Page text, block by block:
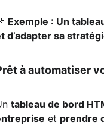
Exemple : Un
d’adapter sa
à automatiser
tableau de bord
et prendre